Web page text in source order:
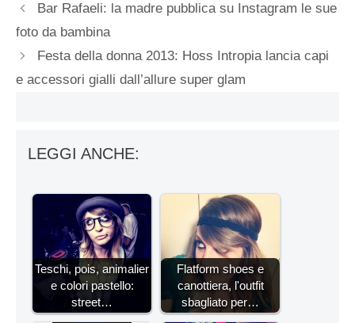
Bar Rafaeli: la madre pubblica su Instagram le sue
foto da bambina
Festa della donna 2013: Hoss Intropia lancia capi
e accessori gialli dall’allure super glam
LEGGI ANCHE:
Teschi, pois, animalier
e colori pastello:
street…
Flatform shoes e
canottiera, l'outfit
sbagliato per…